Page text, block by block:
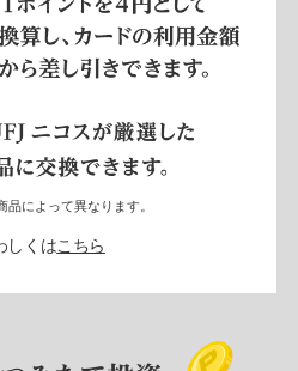
品によって異なります。
しくはこちら